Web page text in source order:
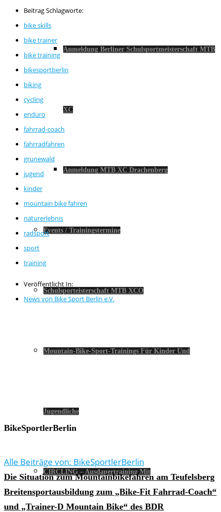
Anmeldung Berliner Schulsportmeisterschaft MTB
XC
Anmeldung MTB XC Drachenberg
Events / Trainingstermine
Schulsporteisterschaft MTB XCO
Mountain-Bike-Sport-Trainings Für Kinder Und
Jugendliche
CIRCLING – Ausdauertraining Mit
Beitrag Schlagworte:
bike skills
bike trainer
bike training
bikesportberlin
biking
cycling
enduro
fahrrad-coach
fahrradfahren
grunewald
jugend
kinder
mountain bike fahren
naturerlebnis
radsport
sport
training
Veröffentlicht In:
News von Bike Sport Berlin e.V.
BikeSportlerBerlin
Alle Beiträge von: BikeSportlerBerlin
Die Situation zum Mountainbikefahren am Teufelsberg
Breitensportausbildung zum „Bike-Fit Fahrrad-Coach“
und „Trainer-D Mountain Bike“ des BDR